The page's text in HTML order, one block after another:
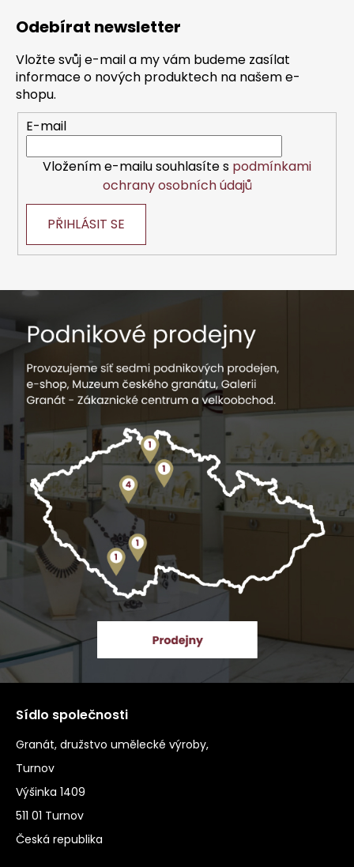
Odebírat newsletter
Vložte svůj e-mail a my vám budeme zasílat
informace o nových produktech na našem e-
shopu.
E-mail
Vložením e-mailu souhlasíte s podmínkami
ochrany osobních údajů
PŘIHLÁSIT SE
Sídlo společnosti
Granát, družstvo umělecké výroby,
Turnov
Výšinka 1409
511 01 Turnov
Česká republika